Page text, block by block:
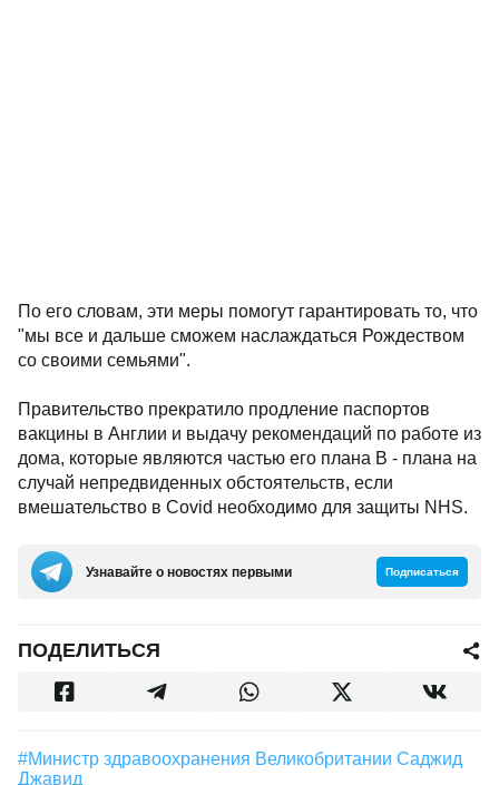
По его словам, эти меры помогут гарантировать то, что
"мы все и дальше сможем наслаждаться Рождеством
со своими семьями".
Правительство прекратило продление паспортов
вакцины в Англии и выдачу рекомендаций по работе из
дома, которые являются частью его плана B - плана на
случай непредвиденных обстоятельств, если
вмешательство в Covid необходимо для защиты NHS.
Узнавайте о новостях первыми Подписаться
ПОДЕЛИТЬСЯ
#министр здравоохранения Великобритании Саджид
Джавид